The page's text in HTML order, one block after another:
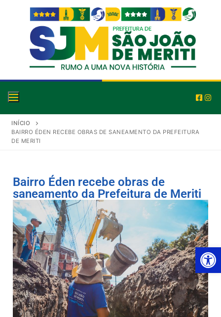
INÍCIO
BAIRRO ÉDEN RECEBE OBRAS DE SANEAMENTO DA PREFEITURA
DE MERITI
Bairro Éden recebe obras de
saneamento da Prefeitura de Meriti